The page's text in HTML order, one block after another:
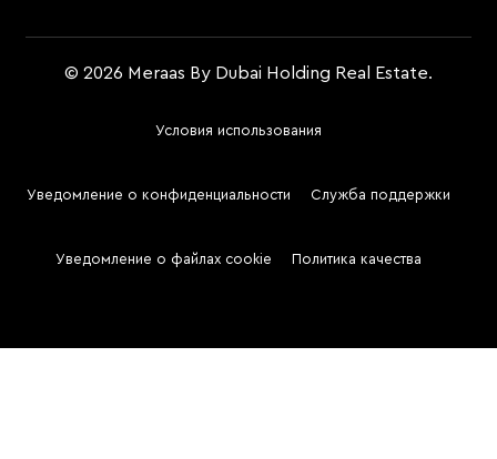
© 2026 Meraas By Dubai Holding Real Estate.
Two
Условия использования
Уведомление о конфиденциальности Служба поддержки
Уведомление о файлах cookie Политика качества